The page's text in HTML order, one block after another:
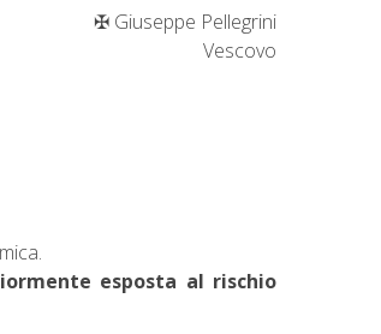
✠ Giuseppe Pellegrini
Vescovo
esposta al rischio